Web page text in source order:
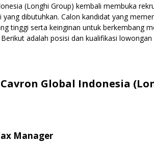
(Longhi Group) kembali membuka
dibutuhkan. Calon kandidat yang
tinggi serta keinginan untuk berkembang
adalah posisi dan kualifikasi
Global Indonesia
Manager